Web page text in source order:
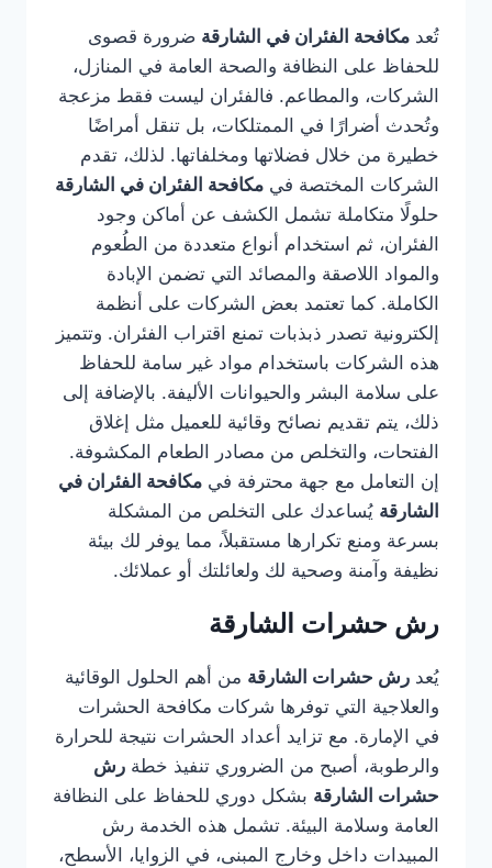
تُعد مكافحة الفئران في الشارقة ضرورة قصوى
للحفاظ على النظافة والصحة العامة في المنازل،
الشركات، والمطاعم. فالفئران ليست فقط مزعجة
وتُحدث أضرارًا في الممتلكات، بل تنقل أمراضًا
خطيرة من خلال فضلاتها ومخلفاتها. لذلك، تقدم
الشركات المختصة في مكافحة الفئران في الشارقة
حلولًا متكاملة تشمل الكشف عن أماكن وجود
الفئران، ثم استخدام أنواع متعددة من الطُعوم
والمواد اللاصقة والمصائد التي تضمن الإبادة
الكاملة. كما تعتمد بعض الشركات على أنظمة
إلكترونية تصدر ذبذبات تمنع اقتراب الفئران. وتتميز
هذه الشركات باستخدام مواد غير سامة للحفاظ
على سلامة البشر والحيوانات الأليفة. بالإضافة إلى
ذلك، يتم تقديم نصائح وقائية للعميل مثل إغلاق
الفتحات، والتخلص من مصادر الطعام المكشوفة.
إن التعامل مع جهة محترفة في مكافحة الفئران في
الشارقة يُساعدك على التخلص من المشكلة
بسرعة ومنع تكرارها مستقبلاً، مما يوفر لك بيئة
نظيفة وآمنة وصحية لك ولعائلتك أو عملائك.
رش حشرات الشارقة
يُعد رش حشرات الشارقة من أهم الحلول الوقائية
والعلاجية التي توفرها شركات مكافحة الحشرات
في الإمارة. مع تزايد أعداد الحشرات نتيجة للحرارة
والرطوبة، أصبح من الضروري تنفيذ خطة رش
حشرات الشارقة بشكل دوري للحفاظ على النظافة
العامة وسلامة البيئة. تشمل هذه الخدمة رش
المبيدات داخل وخارج المبنى، في الزوايا، الأسطح،